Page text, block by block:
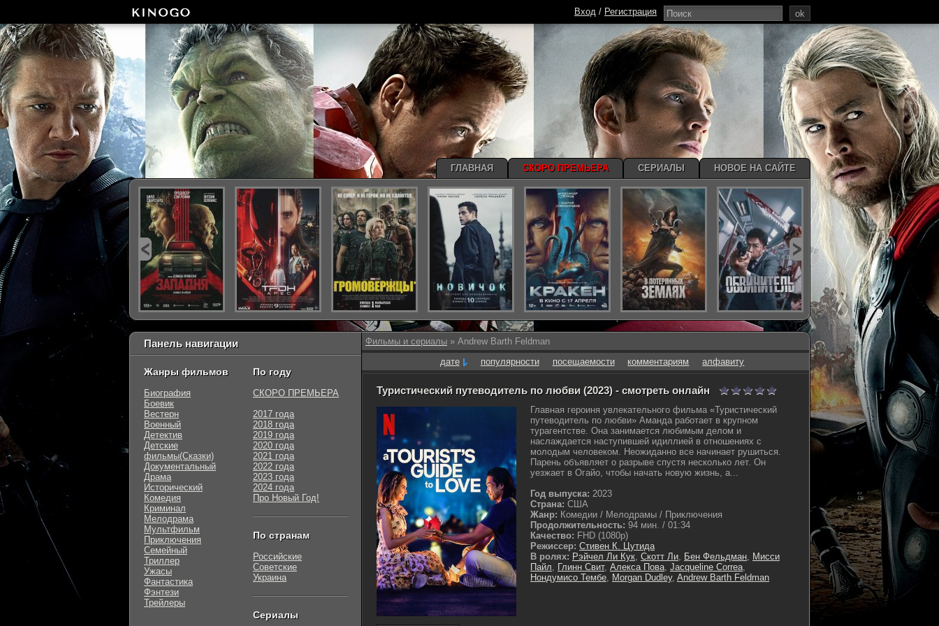
Фильмы и сериалы » Andrew Barth Feldman
дате
популярности посещаемости комментариям алфавиту
Туристический путеводитель по любви (2023) - смотреть онлайн
Главная героиня увлекательного фильма «Туристический
путеводитель по любви» Аманда работает в крупном
турагентстве. Она занимается любимым делом и
наслаждается наступившей идиллией в отношениях с
молодым человеком. Неожиданно все начинает рушиться.
Парень объявляет о разрыве спустя несколько лет. Он
уезжает в Огайо, чтобы начать новую жизнь, а...
Год выпуска: 2023
Страна: США
Жанр: Комедии / Мелодрамы / Приключения
Продолжительность: 94 мин. / 01:34
Качество: FHD (1080p)
Режиссер: Стивен К. Цутида
В ролях: Рэйчел Ли Кук, Скотт Ли, Бен Фельдман, Мисси
Пайл, Глинн Свит, Алекса Пова, Jacqueline Correa,
Нондумисо Тембе, Morgan Dudley, Andrew Barth Feldman
Панель навигации
Жанры фильмов
Биография
Боевик
Вестерн
Военный
Детектив
Детские
фильмы(Сказки)
Документальный
Драма
Исторический
Комедия
Криминал
Мелодрама
Мультфильм
Приключения
Семейный
Триллер
Ужасы
Фантастика
Фэнтези
Трейлеры
По году
СКОРО ПРЕМЬЕРА
2017 года
2018 года
2019 года
2020 года
2021 года
2022 года
2023 года
2024 года
Про Новый Год!
По странам
Российские
Советские
Украина
Сериалы
ok
Вход / Регистрация
ГЛАВНАЯ СКОРО ПРЕМЬЕРА СЕРИАЛЫ НОВОЕ НА САЙТЕ